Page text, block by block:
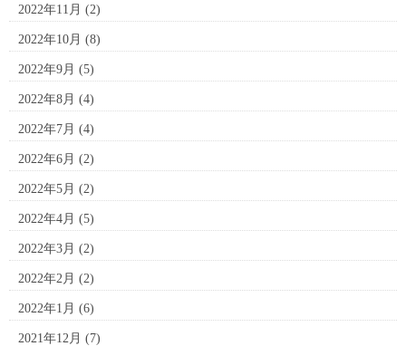
2022年11月 (2)
2022年10月 (8)
2022年9月 (5)
2022年8月 (4)
2022年7月 (4)
2022年6月 (2)
2022年5月 (2)
2022年4月 (5)
2022年3月 (2)
2022年2月 (2)
2022年1月 (6)
2021年12月 (7)